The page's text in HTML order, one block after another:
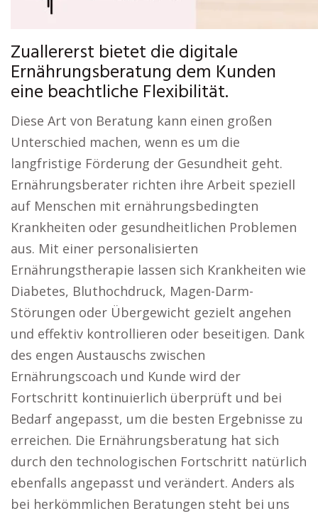
Zuallererst bietet die digitale
Ernährungsberatung dem Kunden
eine beachtliche Flexibilität.
Diese Art von Beratung kann einen großen
Unterschied machen, wenn es um die
langfristige Förderung der Gesundheit geht.
Ernährungsberater richten ihre Arbeit speziell
auf Menschen mit ernährungsbedingten
Krankheiten oder gesundheitlichen Problemen
aus. Mit einer personalisierten
Ernährungstherapie lassen sich Krankheiten wie
Diabetes, Bluthochdruck, Magen-Darm-
Störungen oder Übergewicht gezielt angehen
und effektiv kontrollieren oder beseitigen. Dank
des engen Austauschs zwischen
Ernährungscoach und Kunde wird der
Fortschritt kontinuierlich überprüft und bei
Bedarf angepasst, um die besten Ergebnisse zu
erreichen. Die Ernährungsberatung hat sich
durch den technologischen Fortschritt natürlich
ebenfalls angepasst und verändert. Anders als
bei herkömmlichen Beratungen steht bei uns